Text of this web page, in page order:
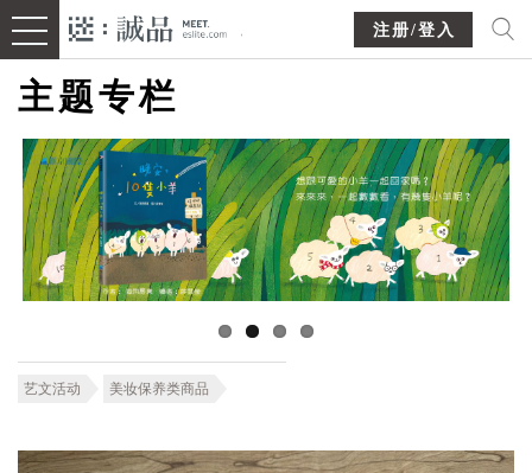
注册/登入
主题专栏
艺文活动 美妆保养类商品